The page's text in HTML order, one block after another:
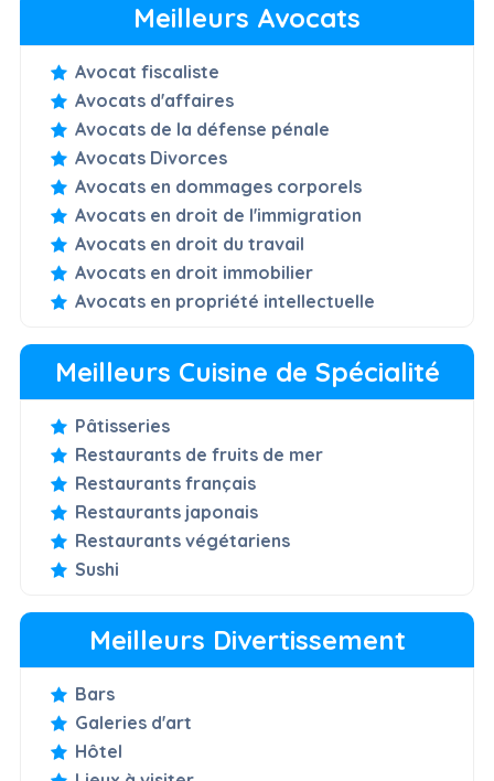
Meilleurs Avocats
Avocat fiscaliste
Avocats d'affaires
Avocats de la défense pénale
Avocats Divorces
Avocats en dommages corporels
Avocats en droit de l'immigration
Avocats en droit du travail
Avocats en droit immobilier
Avocats en propriété intellectuelle
Meilleurs Cuisine de Spécialité
Pâtisseries
Restaurants de fruits de mer
Restaurants français
Restaurants japonais
Restaurants végétariens
Sushi
Meilleurs Divertissement
Bars
Galeries d'art
Hôtel